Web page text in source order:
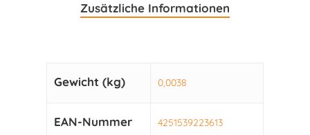
Zusätzliche Informationen
Gewicht (kg) 0,0038
EAN-Nummer 4251539223613